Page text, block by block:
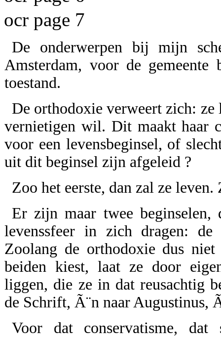
ocr page 7
De onderwerpen bij mijn
Amsterdam, voor de gemeente
toestand.
De orthodoxie verweert zich: ze
vernietigen wil. Dit maakt haar
voor een levensbeginsel, of
uit dit beginsel zijn afgeleid ?
Zoo het eerste, dan zal ze
Er zijn maar twee beginselen,
levenssfeer in zich dragen:
Zoolang de orthodoxie dus
beiden kiest, laat ze door
liggen, die ze in dat reusachtig
de Schrift, Ã¨n naar Augustinus,
Voor dat conservatisme, dat